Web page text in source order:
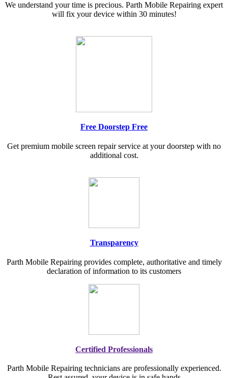
We understand your time is precious. Parth Mobile Repairing expert
will fix your device within 30 minutes!
Free Doorstep Free
Get premium mobile screen repair service at your doorstep with no
additional cost.
Transparency
Parth Mobile Repairing provides complete, authoritative and timely
declaration of information to its customers
Certified Professionals
Parth Mobile Repairing technicians are professionally experienced.